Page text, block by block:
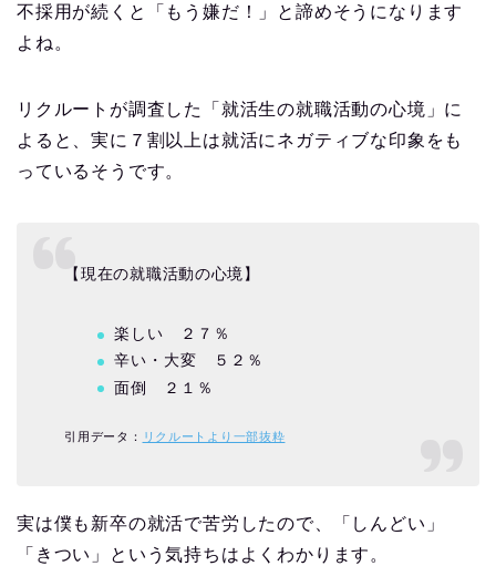
不採用が続くと「もう嫌だ！」と諦めそうになります
よね。
リクルートが調査した「就活生の就職活動の心境」に
よると、実に７割以上は就活にネガティブな印象をも
っているそうです。
【現在の就職活動の心境】
楽しい ２７％
辛い・大変 ５２％
面倒 ２１％
引用データ： リクルートより一部抜粋
実は僕も新卒の就活で苦労したので、「しんどい」
「きつい」という気持ちはよくわかります。